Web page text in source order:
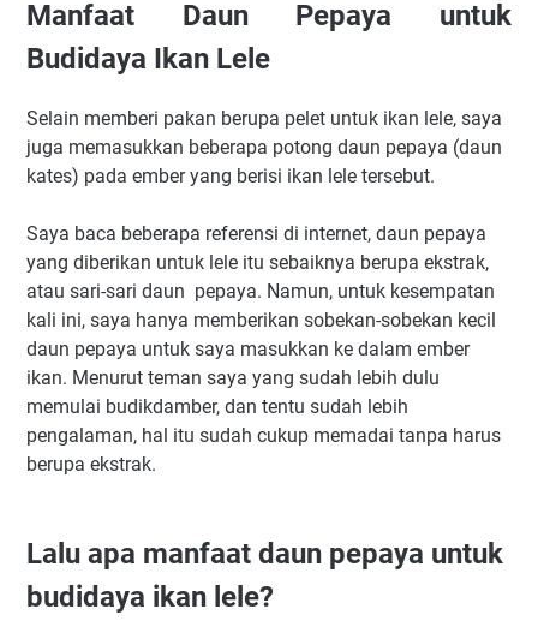
Manfaat Daun Pepaya untuk
Budidaya Ikan Lele
Selain memberi pakan berupa pelet untuk ikan lele, saya
juga memasukkan beberapa potong daun pepaya (daun
kates) pada ember yang berisi ikan lele tersebut.
Saya baca beberapa referensi di internet, daun pepaya
yang diberikan untuk lele itu sebaiknya berupa ekstrak,
atau sari-sari daun pepaya. Namun, untuk kesempatan
kali ini, saya hanya memberikan sobekan-sobekan kecil
daun pepaya untuk saya masukkan ke dalam ember
ikan. Menurut teman saya yang sudah lebih dulu
memulai budikdamber, dan tentu sudah lebih
pengalaman, hal itu sudah cukup memadai tanpa harus
berupa ekstrak.
Lalu apa manfaat daun pepaya untuk
budidaya ikan lele?